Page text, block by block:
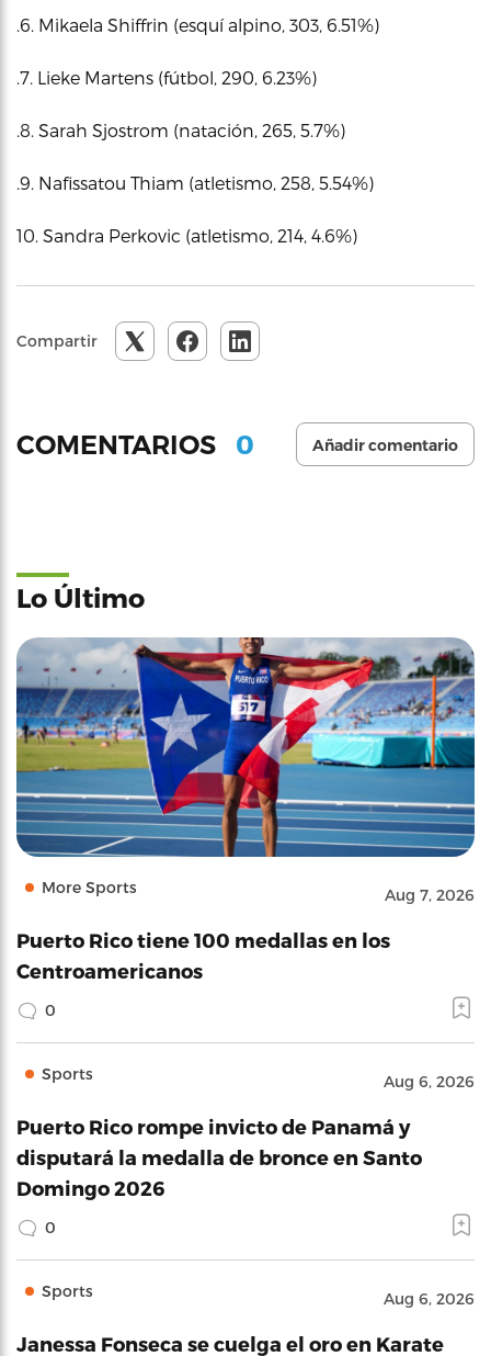
.6. Mikaela Shiffrin (esquí alpino, 303, 6.51%)
.7. Lieke Martens (fútbol, 290, 6.23%)
.8. Sarah Sjostrom (natación, 265, 5.7%)
.9. Nafissatou Thiam (atletismo, 258, 5.54%)
10. Sandra Perkovic (atletismo, 214, 4.6%)
Compartir
COMENTARIOS 0 Añadir comentario
Lo Último
More Sports Aug 7, 2026
Puerto Rico tiene 100 medallas en los
Centroamericanos
0
Sports Aug 6, 2026
Puerto Rico rompe invicto de Panamá y
disputará la medalla de bronce en Santo
Domingo 2026
0
Sports Aug 6, 2026
Janessa Fonseca se cuelga el oro en Karate